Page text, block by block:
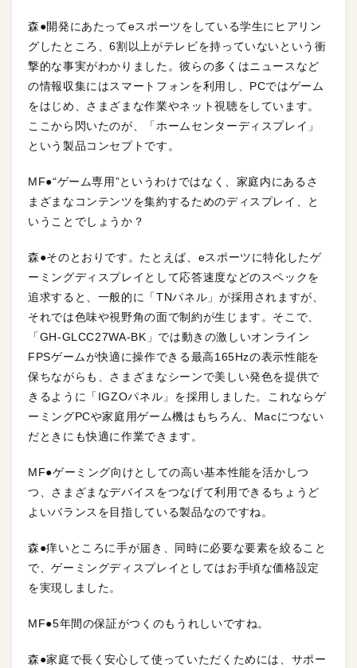
森●開発にあたってeスポーツをしている学生にヒアリン
グしたところ、6割以上がテレビを持っていないという衝
撃的な事実がわかりました。彼らの多くはニュースなど
の情報収集にはスマートフォンを利用し、PCではゲーム
をはじめ、さまざまな作業やネット視聴をしています。
ここから閃いたのが、「ホームセンターディスプレイ」
という製品コンセプトです。
MF●“ゲーム専用”というわけではなく、家庭内にあるさ
まざまなコンテンツを集約するためのディスプレイ、と
いうことでしょうか？
森●そのとおりです。たとえば、eスポーツに特化したゲ
ーミングディスプレイとして応答速度などのスペックを
追求すると、一般的に「TNパネル」が採用されますが、
それでは色味や視野角の面で制約が生じます。そこで、
「GH-GLCC27WA-BK」では動きの激しいオンライン
FPSゲームが快適に操作できる最高165Hzの表示性能を
保ちながらも、さまざまなシーンで美しい発色を提供で
きるように「IGZOパネル」を採用しました。これならゲ
ーミングPCや家庭用ゲーム機はもちろん、Macにつない
だときにも快適に作業できます。
MF●ゲーミング向けとしての高い基本性能を活かしつ
つ、さまざまなデバイスをつなげて利用できるちょうど
よいバランスを目指している製品なのですね。
森●痒いところに手が届き、同時に必要な要素を絞ること
で、ゲーミングディスプレイとしてはお手頃な価格設定
を実現しました。
MF●5年間の保証がつくのもうれしいですね。
森●家庭で長く安心して使っていただくためには、サポー